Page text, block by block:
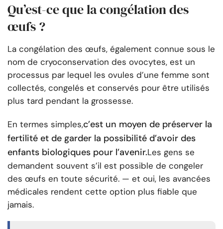
Qu’est-ce que la congélation des
œufs ?
La congélation des œufs, également connue sous le
nom de cryoconservation des ovocytes, est un
processus par lequel les ovules d’une femme sont
collectés, congelés et conservés pour être utilisés
plus tard pendant la grossesse.
En termes simples,c’est un moyen de préserver la
fertilité et de garder la possibilité d’avoir des
enfants biologiques pour l’avenir.Les gens se
demandent souvent s’il est possible de congeler
des œufs en toute sécurité. — et oui, les avancées
médicales rendent cette option plus fiable que
jamais.